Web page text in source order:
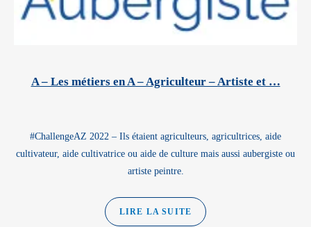
A – Les métiers en A – Agriculteur – Artiste et …
#ChallengeAZ 2022 – Ils étaient agriculteurs, agricultrices, aide
cultivateur, aide cultivatrice ou aide de culture mais aussi aubergiste ou
artiste peintre.
LIRE LA SUITE